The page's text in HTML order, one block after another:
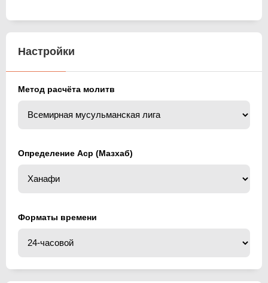
Настройки
Метод расчёта молитв
Определение Аср (Мазхаб)
Форматы времени